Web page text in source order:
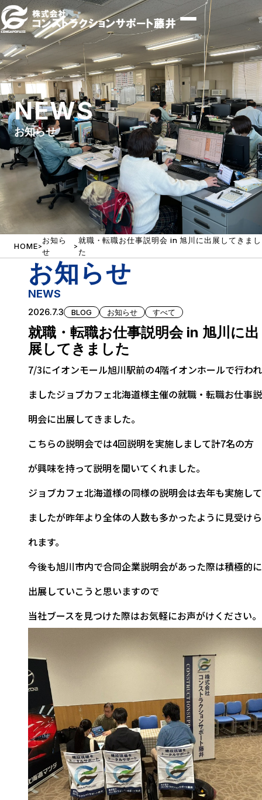
設計
測量
環境計量証明事業
土壌汚染対策法指定調査機関
補償業務
施工管理試験
非破壊試験・微破壊試験
地質調査業
点検
森林土木
労働者派遣事業
営業
総務
NEWS
お知らせ
HOME>
お知ら
せ
>
就職・転職お仕事説明会 in 旭川に出展してきまし
た
お知らせ
NEWS
2026.7.3 BLOG お知らせ すべて
就職・転職お仕事説明会 in 旭川に出
展してきました
7/3にイオンモール旭川駅前の4階イオンホールで行われ
ましたジョブカフェ北海道様主催の就職・転職お仕事説
明会に出展してきました。
こちらの説明会では4回説明を実施しまして計7名の方
が興味を持って説明を聞いてくれました。
ジョブカフェ北海道様の同様の説明会は去年も実施して
ましたが昨年より全体の人数も多かったように見受けら
れます。
今後も旭川市内で合同企業説明会があった際は積極的に
出展していこうと思いますので
当社ブースを見つけた際はお気軽にお声がけください。